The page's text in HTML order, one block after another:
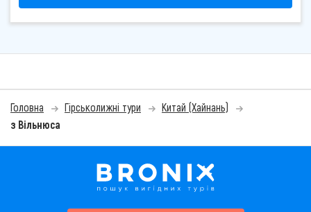
Головна Гірськолижні тури
Китай (Хайнань)
з Вільнюса